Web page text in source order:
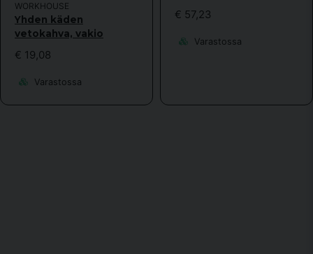
WORKHOUSE
Yhden käden
vetokahva, vakio
€ 19,08
Varastossa
€ 57,23
Varastossa